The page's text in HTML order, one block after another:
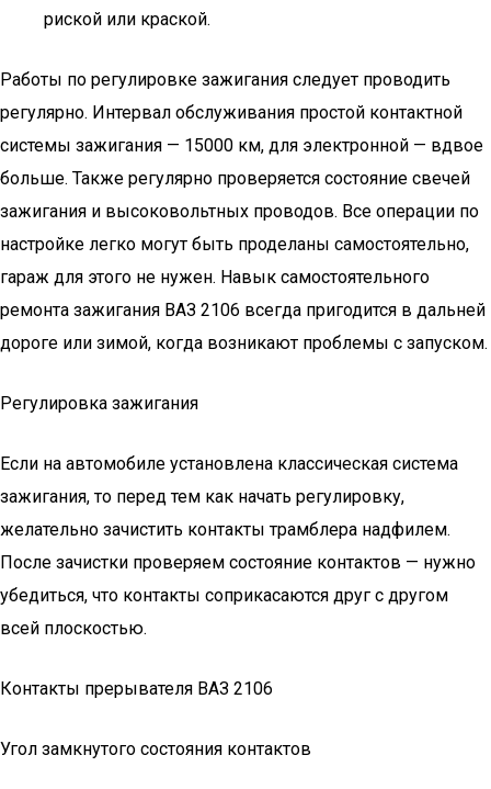
риской или краской.
Работы по регулировке зажигания следует проводить
регулярно. Интервал обслуживания простой контактной
системы зажигания — 15000 км, для электронной — вдвое
больше. Также регулярно проверяется состояние свечей
зажигания и высоковольтных проводов. Все операции по
настройке легко могут быть проделаны самостоятельно,
гараж для этого не нужен. Навык самостоятельного
ремонта зажигания ВАЗ 2106 всегда пригодится в дальней
дороге или зимой, когда возникают проблемы с запуском.
Регулировка зажигания
Если на автомобиле установлена классическая система
зажигания, то перед тем как начать регулировку,
желательно зачистить контакты трамблера надфилем.
После зачистки проверяем состояние контактов — нужно
убедиться, что контакты соприкасаются друг с другом
всей плоскостью.
Контакты прерывателя ВАЗ 2106
Угол замкнутого состояния контактов